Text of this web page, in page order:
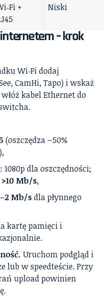
+
Niski
– krok
Wi‑Fi dodaj
CamHi, Tapo) i wskaż
kabel Ethernet do
(oszczędza ~50%
dla oszczędności;
>10 Mb/s,
Mb/sdla płynnego
kartę pamięci i
Uruchom podgląd i
lub w speedteście. Przy
upload powinien